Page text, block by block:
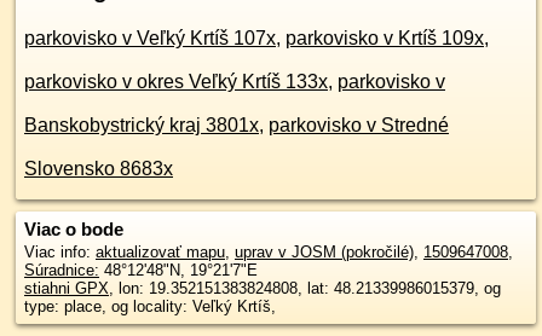
parkovisko v Veľký Krtíš 107x, parkovisko v Krtíš 109x,
parkovisko v okres Veľký Krtíš 133x, parkovisko v
Banskobystrický kraj 3801x, parkovisko v Stredné
Slovensko 8683x
Viac o bode
Viac info: aktualizovať mapu, uprav v JOSM (pokročilé), 1509647008,
Súradnice: 48°12'48"N, 19°21'7"E
stiahni GPX, lon: 19.352151383824808, lat: 48.21339986015379, og
type: place, og locality: Veľký Krtíš,